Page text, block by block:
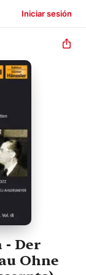
Iniciar sesión
- Der
Ohne